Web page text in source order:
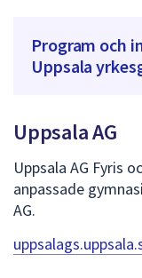
Program och
Uppsala
Uppsala AG
Uppsala AG Fyris
anpassade
AG.